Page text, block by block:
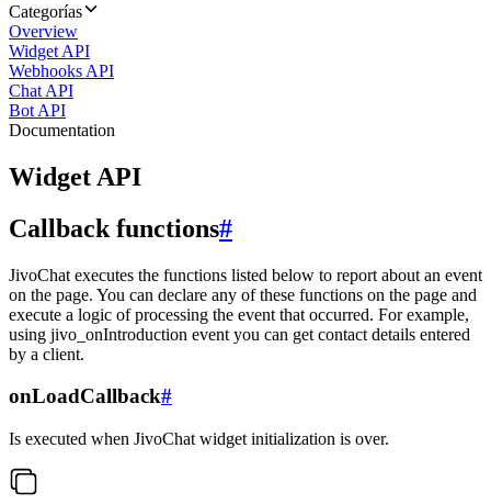
Categorías
Overview
Widget API
Webhooks API
Chat API
Bot API
Documentation
Widget API
Callback functions#
JivoChat executes the functions listed below to report about an event
on the page. You can declare any of these functions on the page and
execute a logic of processing the event that occurred. For example,
using jivo_onIntroduction event you can get contact details entered
by a client.
onLoadCallback#
Is executed when JivoChat widget initialization is over.